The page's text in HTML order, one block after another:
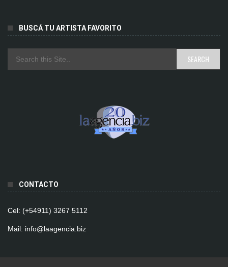
BUSCÁ TU ARTISTA FAVORITO
CONTACTO
Cel: (+54911) 3267 5112
Mail: info@laagencia.biz